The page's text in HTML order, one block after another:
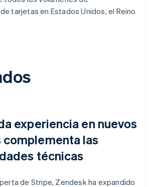
tarjetas en Estados Unidos, el Reino
experiencia en nuevos
las
técnicas
de Stripe, Zendesk ha expandido